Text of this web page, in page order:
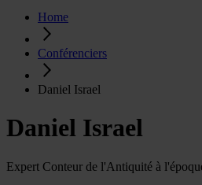
Home
Conférenciers
Daniel Israel
Daniel Israel
Expert Conteur de l'Antiquité à